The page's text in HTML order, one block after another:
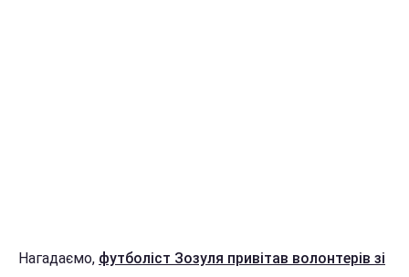
Нагадаємо, футболіст Зозуля привітав волонтерів зі